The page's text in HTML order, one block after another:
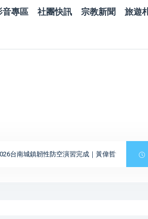
音專區 社團快訊 宗教新聞
旅遊
防空演習完成｜黃偉哲肯定全民防衛與防空避難